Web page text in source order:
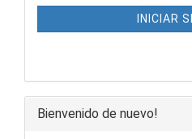
INICIAR
Bienvenido de nuevo!